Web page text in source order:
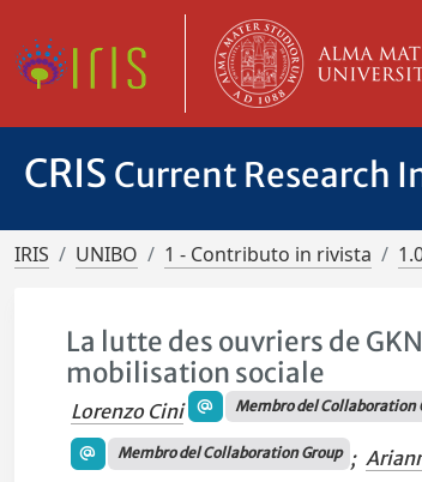
CRIS Current Research
IRIS UNIBO 1 - Contributo in rivista
La lutte des ouvriers de
mobilisation sociale
Lorenzo Cini Membro del Collaboration
Membro del Collaboration Group ;